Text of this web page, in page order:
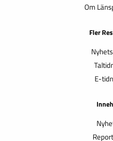
Om
Fler
E-